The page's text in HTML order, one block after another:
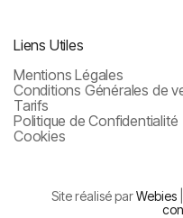
Liens Utiles
Mentions Légales
Conditions Générales de
Tarifs
Politique de Confidentialité
Cookies
Site réalisé parWebies|